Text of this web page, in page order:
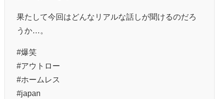
果たして今回はどんなリアルな話しが聞けるのだろ
うか…。
#爆笑
#アウトロー
#ホームレス
#japan